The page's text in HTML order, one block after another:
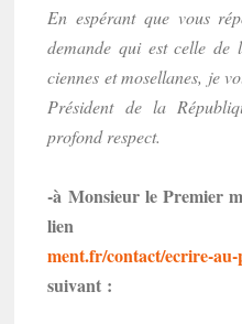
En espé­rant que vous
demande qui est celle de
ciennes et mosel­lanes, je
Président de la
profond respect.
-à Monsieur le Premier
ment.fr/contact/ecrire-
suivant :